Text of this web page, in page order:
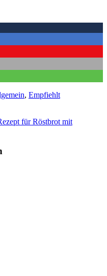
, Empfiehlt
für Röstbrot mit